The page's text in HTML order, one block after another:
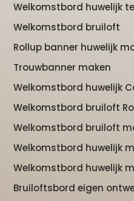
Welkomstbord huwelijk
Welkomstbord bruiloft
Rollup banner huwelijk
Trouwbanner maken
Welkomstbord huwelijk
Welkomstbord bruiloft
Welkomstbord bruiloft
Welkomstbord huwelijk
Welkomstbord huwelijk
Bruiloftsbord eigen